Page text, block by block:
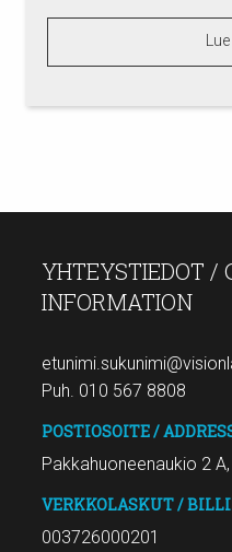
YHTEYSTIEDOT /
INFORMATION
Puh. 010 567 8808
POSTIOSOITE /
Pakkahuoneenaukio 2
VERKKOLASKUT /
003726000201